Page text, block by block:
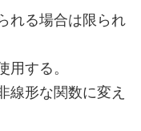
れる場合は限られ
する。
線形な関数に変え